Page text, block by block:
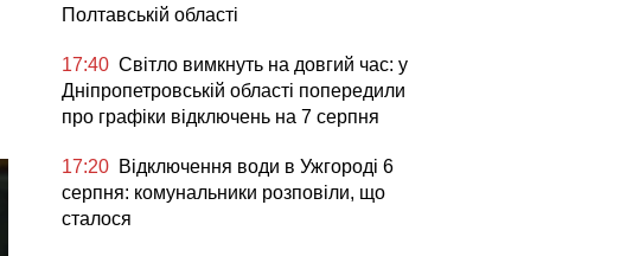
Полтавській області
17:40 Світло вимкнуть на довгий час: у
Дніпропетровській області попередили
про графіки відключень на 7 серпня
17:20 Відключення води в Ужгороді 6
серпня: комунальники розповіли, що
сталося